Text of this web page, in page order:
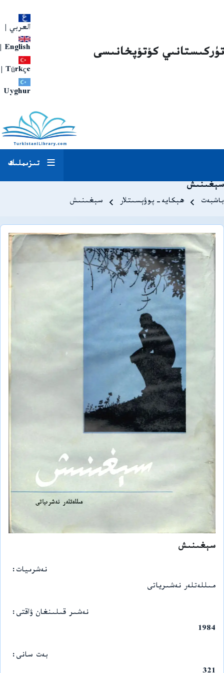
العربي |
English
|
Türkçe
|
Uyghur
تۈركىستانىي كۇتۇپخانىسى
تىزىملىك
سېغىنىش
Breadcrumb
باشبەت ھېكايە-پوۋېسىتلار سېغىنىش
سېغىنىش
نەشرىيات
مىللەتلەر نەشىرياتى
نەشىر قىلىنغان ۋاقتى
1984
بەت سانى